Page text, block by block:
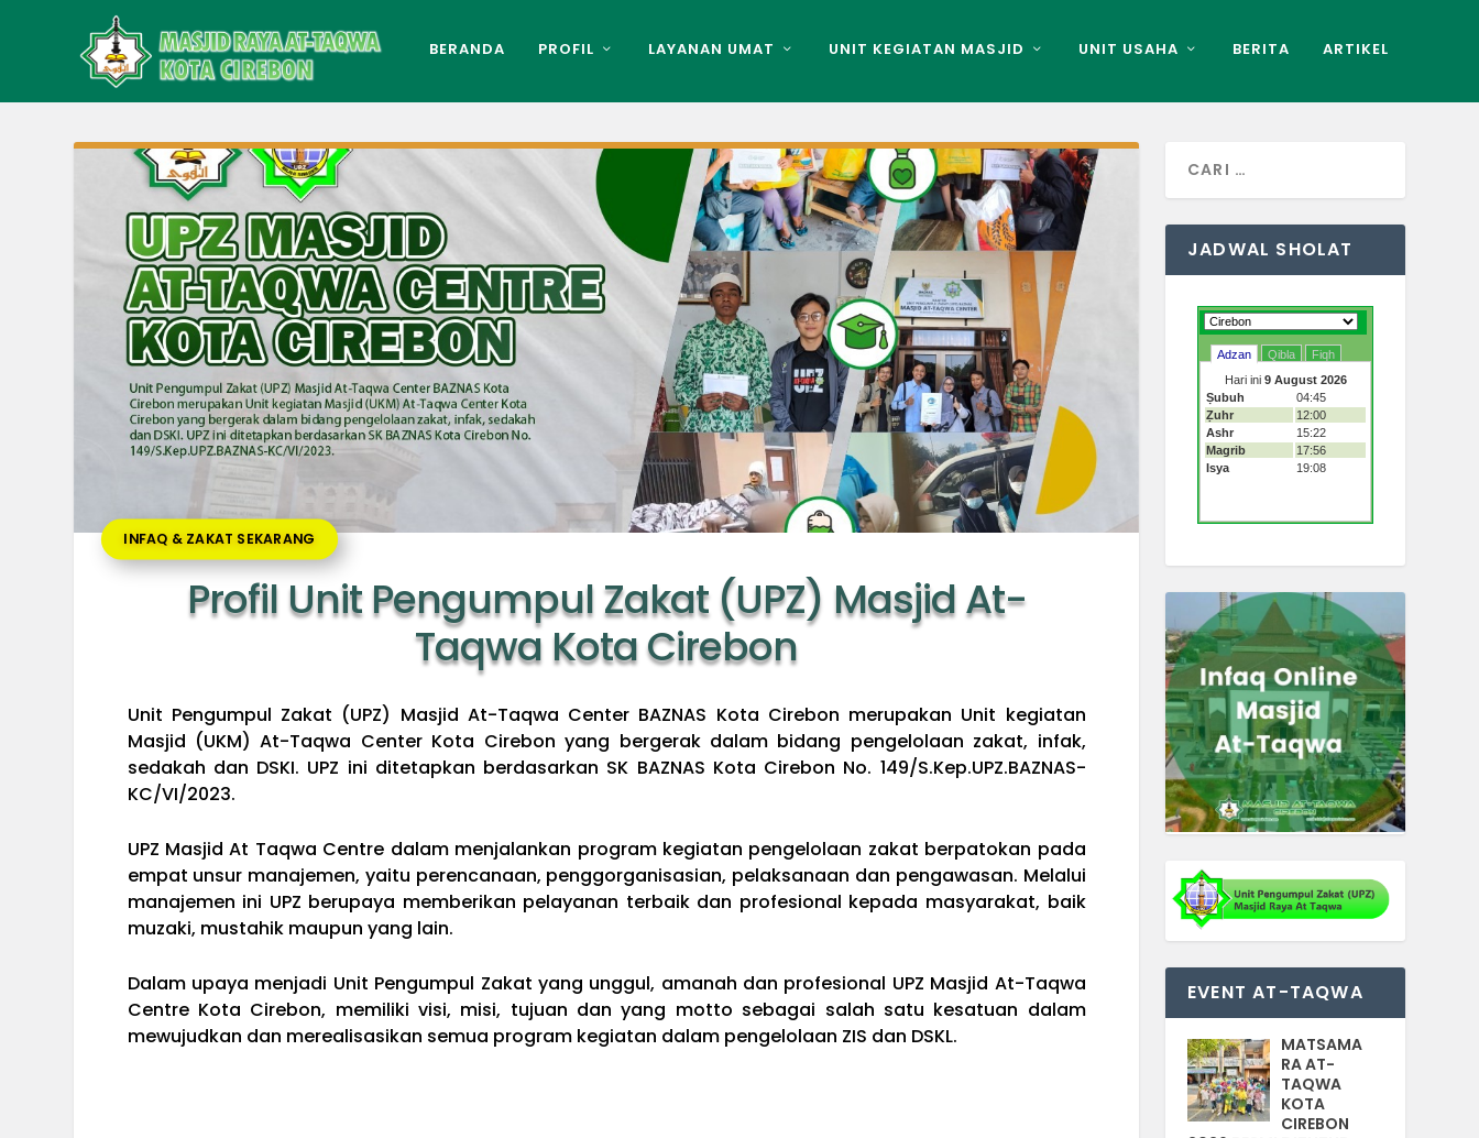
BERANDA PROFIL LAYANAN UMAT UNIT KEGIATAN MASJID UNIT USAHA BERITA ARTIKEL
INFAQ & ZAKAT SEKARANG
Profil Unit Pengumpul Zakat (UPZ) Masjid At-
Taqwa Kota Cirebon
Unit Pengumpul Zakat (UPZ) Masjid At-Taqwa Center BAZNAS Kota Cirebon merupakan Unit kegiatan
Masjid (UKM) At-Taqwa Center Kota Cirebon yang bergerak dalam bidang pengelolaan zakat, infak,
sedakah dan DSKI. UPZ ini ditetapkan berdasarkan SK BAZNAS Kota Cirebon No. 149/S.Kep.UPZ.BAZNAS-
KC/VI/2023.
UPZ Masjid At Taqwa Centre dalam menjalankan program kegiatan pengelolaan zakat berpatokan pada
empat unsur manajemen, yaitu perencanaan, penggorganisasian, pelaksanaan dan pengawasan. Melalui
manajemen ini UPZ berupaya memberikan pelayanan terbaik dan profesional kepada masyarakat, baik
muzaki, mustahik maupun yang lain.
Dalam upaya menjadi Unit Pengumpul Zakat yang unggul, amanah dan profesional UPZ Masjid At-Taqwa
Centre Kota Cirebon, memiliki visi, misi, tujuan dan yang motto sebagai salah satu kesatuan dalam
mewujudkan dan merealisasikan semua program kegiatan dalam pengelolaan ZIS dan DSKL.
JADWAL SHOLAT
EVENT AT-TAQWA
MATSAMA
RA AT-
TAQWA
KOTA
CIREBON